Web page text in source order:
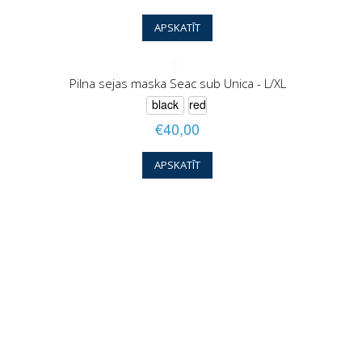
APSKATĪT
Pilna sejas maska Seac sub Unica - L/XL
black
red
€40,00
APSKATĪT